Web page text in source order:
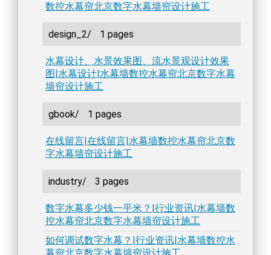
数控水幕帘北京数字水幕墙帘设计施工
design_2/ 1 pages
水幕设计、水景效果图、流水景观设计效果
图|水幕设计|水幕墙数控水幕帘北京数字水幕
墙帘设计施工
gbook/ 1 pages
在线留言|在线留言|水幕墙数控水幕帘北京数
字水幕墙帘设计施工
industry/ 3 pages
数字水幕多少钱一平米？|行业资讯|水幕墙数
控水幕帘北京数字水幕墙帘设计施工
如何调试数字水幕？|行业资讯|水幕墙数控水